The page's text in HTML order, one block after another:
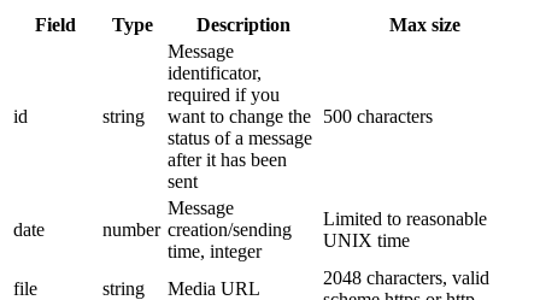
Field Type Description Max size
id string
Message
identificator,
required if you
want to change the
status of a message
after it has been
sent
500 characters
date number
Message
creation/sending
time, integer
Limited to reasonable
UNIX time
file string Media URL
2048 characters, valid